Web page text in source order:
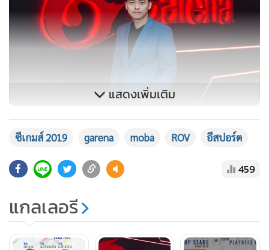
Co., Ltd.
กล่าวว่า “นอกจากการส่งมอบประสบการณ์เกมที่ดีที่สุดให้แก่ผู้
เล่นของเราทั่วประเทศแล้ว สิ่งที่เรามุ่งมั่นผลักดันให้เกิดอย่างเป็น
รูปธรรมควบคู่กันไปคือ การผลักดันวงการอีสปอร์ตของ
แสดงเพิ่มเติม
ซีเกมส์ 2019 garena moba ROV อีสปอร์ต
459
แกลเลอรี